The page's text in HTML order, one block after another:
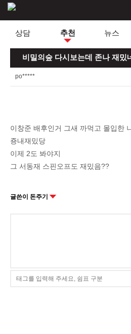
상담 추천 뉴스
비밀의숲 다시보는데 존나 재밌
po*****
이창준 배후인거 그새 까먹고 몰입한
죵내재밌당
이제 2도 봐야지
그 서동재 스핀오프도 재밌음??
글쓴이 돈주기